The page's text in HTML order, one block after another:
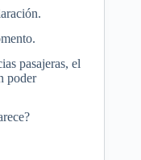
pasajeras, el
poder